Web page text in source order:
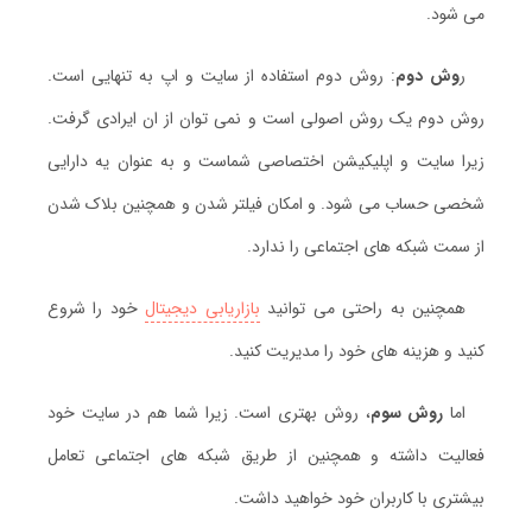
می شود.
روش دوم: روش دوم استفاده از سایت و اپ به تنهایی است.
روش دوم یک روش اصولی است و نمی توان از ان ایرادی گرفت.
زیرا سایت و اپلیکیشن اختصاصی شماست و به عنوان یه دارایی
شخصی حساب می شود. و امکان فیلتر شدن و همچنین بلاک شدن
از سمت شبکه های اجتماعی را ندارد.
همچنین به راحتی می توانید بازاریابی دیجیتالخود را شروع
کنید و هزینه های خود را مدیریت کنید.
اما روش سوم، روش بهتری است. زیرا شما هم در سایت خود
فعالیت داشته و همچنین از طریق شبکه های اجتماعی تعامل
بیشتری با کاربران خود خواهید داشت.